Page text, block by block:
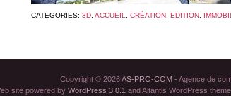
CATEGORIES: 3D ACCUEIL CRÉATION EDITION
Copyright © 2026AS-PRO-COM- Agence de
site powered by WordPress 3.0.1 and Altantis WordPress